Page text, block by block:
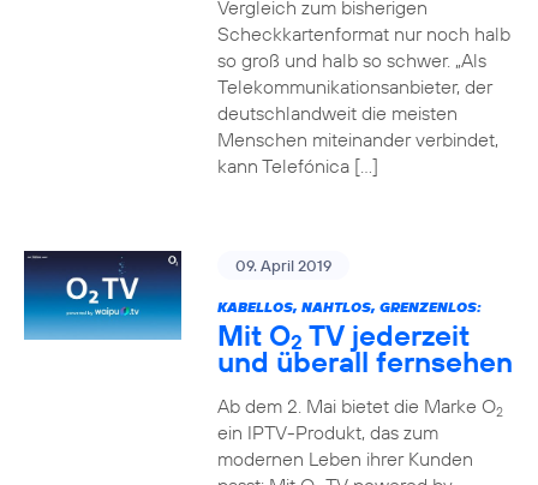
Vergleich zum bisherigen
Scheckkartenformat nur noch halb
so groß und halb so schwer. „Als
Telekommunikationsanbieter, der
deutschlandweit die meisten
Menschen miteinander verbindet,
kann Telefónica […]
09. April 2019
KABELLOS, NAHTLOS, GRENZENLOS:
Mit O2 TV jederzeit
und überall fernsehen
Ab dem 2. Mai bietet die Marke O2
ein IPTV-Produkt, das zum
modernen Leben ihrer Kunden